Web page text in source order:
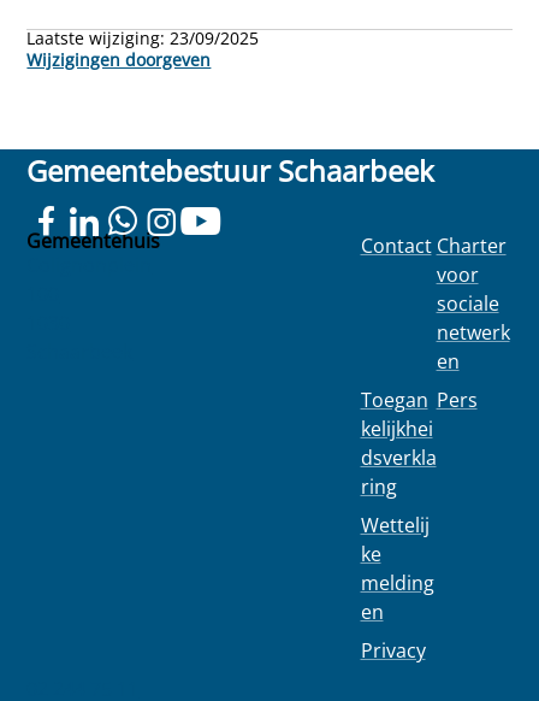
Laatste wijziging:23/09/2025
Wijzigingen doorgeven
Gemeentebestuur Schaarbeek
Gemeentehuis
Contact
Toegan
kelijkhei
dsverkla
ring
Wettelij
ke
melding
en
Privacy
Charter
voor
sociale
netwerk
en
Pers